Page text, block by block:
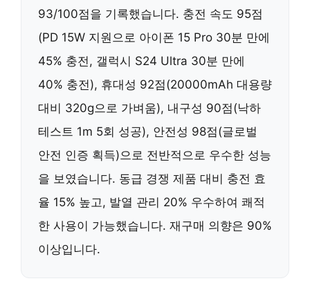
93/100점을 기록했습니다. 충전 속도 95점
(PD 15W 지원으로 아이폰 15 Pro 30분 만에
45% 충전, 갤럭시 S24 Ultra 30분 만에
40% 충전), 휴대성 92점(20000mAh 대용량
대비 320g으로 가벼움), 내구성 90점(낙하
테스트 1m 5회 성공), 안전성 98점(글로벌
안전 인증 획득)으로 전반적으로 우수한 성능
을 보였습니다. 동급 경쟁 제품 대비 충전 효
율 15% 높고, 발열 관리 20% 우수하여 쾌적
한 사용이 가능했습니다. 재구매 의향은 90%
이상입니다.